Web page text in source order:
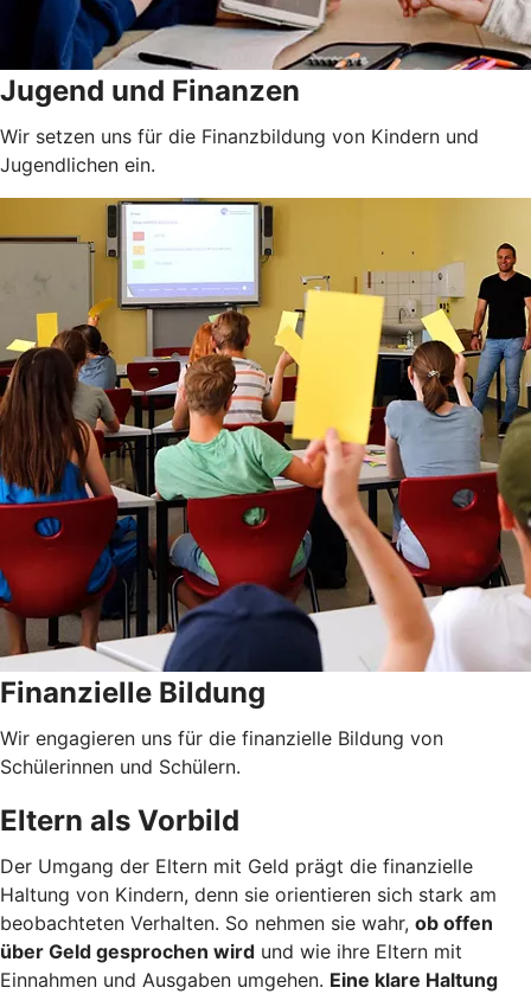
Jugend und Finanzen
Wir setzen uns für die Finanzbildung von Kindern und
Jugendlichen ein.
Finanzielle Bildung
Wir engagieren uns für die finanzielle Bildung von
Schülerinnen und Schülern.
Eltern als Vorbild
Der Umgang der Eltern mit Geld prägt die finanzielle
Haltung von Kindern, denn sie orientieren sich stark am
beobachteten Verhalten. So nehmen sie wahr, ob offen
über Geld gesprochen wird und wie ihre Eltern mit
Einnahmen und Ausgaben umgehen. Eine klare Haltung